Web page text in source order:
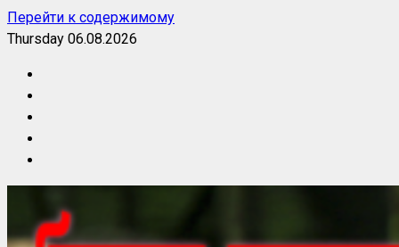
Перейти к содержимому
Thursday 06.08.2026